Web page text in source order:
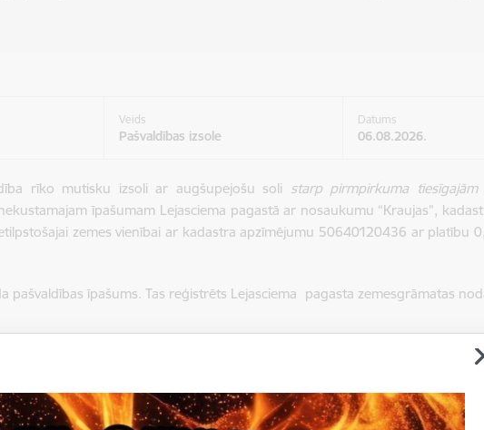
Veids
Pašvaldības izsole
Datums
06.08.2026.
rīko mutisku izsoli ar augšupejošu soli starp pirmpirkuma tiesīgajām
īpašumam Lejasciema pagastā ar nosaukumu “Kraujas”,
zemes vienībai ar kadastra apzīmējumu 50640120436 ar platību
pašvaldības īpašums. Tas reģistrēts Lejasciema pagasta zemesgrāmatas
EUR.
tiesīgā persona (Objektam piegulošās zemes vienības īpašnieks).
veicama divu nedēļu laikā pēc izsoles.